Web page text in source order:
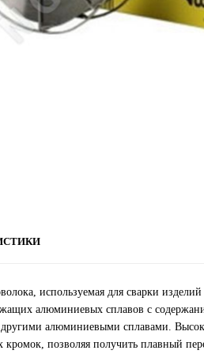
используемая для сварки
алюминиевых сплавов с
алюминиевыми сплавами.
кромок, позволяя получить плавный